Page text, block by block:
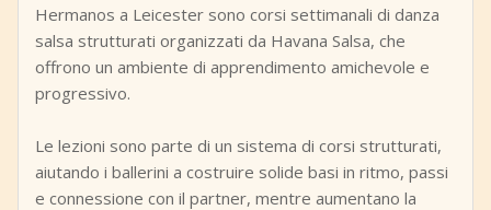
Hermanos a Leicester sono corsi settimanali di danza
salsa strutturati organizzati da Havana Salsa, che
offrono un ambiente di apprendimento amichevole e
progressivo.
Le lezioni sono parte di un sistema di corsi strutturati,
aiutando i ballerini a costruire solide basi in ritmo, passi
e connessione con il partner, mentre aumentano la